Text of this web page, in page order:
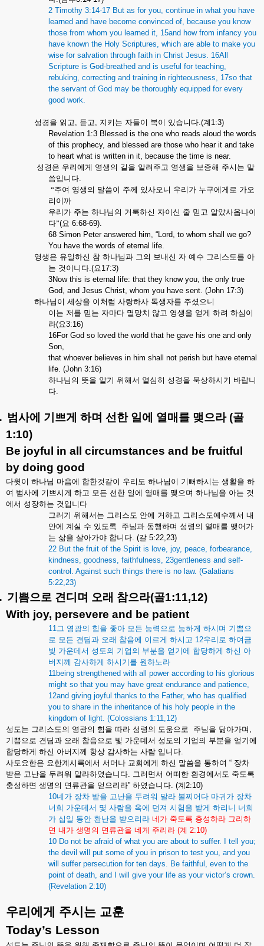
2 Timothy 3:14-17 But as for you, continue in what you have
learned and have become convinced of, because you know
those from whom you learned it, 15and how from infancy you
have known the Holy Scriptures, which are able to make you
wise for salvation through faith in Christ Jesus. 16All
Scripture is God-breathed and is useful for teaching,
rebuking, correcting and training in righteousness, 17so that
the servant of God may be thoroughly equipped for every
good work.
성경을 읽고, 듣고, 지키는 자들이 복이 있습니다.(계 1:3)
Revelation 1:3 Blessed is the one who reads aloud the words
of this prophecy, and blessed are those who hear it and take
to heart what is written in it, because the time is near.
성경은 우리에게 영생의 길을 알려주고 영생을 보증해 주시는 말
씀입니다.
“주여 영생의 말씀이 주께 있사오니 우리가 누구에게로 가오
리이까
우리가 주는 하나님의 거룩하신 자이신 줄 믿고 알았사옵나이
다”(요 6:68-69).
68 Simon Peter answered him, “Lord, to whom shall we go?
You have the words of eternal life.
영생은 유일하신 참 하나님과 그의 보내신 자 예수 그리스도를 아
는 것이니다.(요17:3)
3Now this is eternal life: that they know you, the only true
God, and Jesus Christ, whom you have sent. (John 17:3)
하나님이 세상을 이처럼 사랑하사 독생자를 주셨으니
이는 저를 믿는 자마다 멸망치 않고 영생을 얻게 하려 하심이
라(요3:16)
16For God so loved the world that he gave his one and only
Son,
that whoever believes in him shall not perish but have eternal
life. (John 3:16)
하나님의 뜻을 알기 위해서 열심히 성경을 묵상하시기 바랍니
다.
범사에 기쁘게 하며 선한 일에 열매를 맺으라(골
1:10)
Be joyful in all circumstances and be fruitful
by doing good
다윗이 하나님 마음에 합한것같이 우리도 하나님이 기뻐하시는 생활을 하
여 범사에 기쁘시게 하고 모든 선한 일에 열매를 맺으며 하나님을 아는 것
에서 성장하는 것입니다
그러기 위해서는 그리스도 안에 거하고 그리스도예수께서 내
안에 계실 수 있도록 주님과 동행하며 성령의 열매를 맺어가
는 삶을 살아가야 합니다. (갈 5:22,23)
22 But the fruit of the Spirit is love, joy, peace, forbearance,
kindness, goodness, faithfulness, 23gentleness and self-
control. Against such things there is no law. (Galatians
5:22,23)
기쁨으로 견디며 오래 참으라(골1:11,12)
With joy, persevere and be patient
11그 영광의 힘을 좇아 모든 능력으로 능하게 하시며 기쁨으
로 모든 견딤과 오래 참음에 이르게 하시고 12우리로 하여금
빛 가운데서 성도의 기업의 부분을 얻기에 합당하게 하신 아
버지께 감사하게 하시기를 원하노라
11being strengthened with all power according to his glorious
might so that you may have great endurance and patience,
12and giving joyful thanks to the Father, who has qualified
you to share in the inheritance of his holy people in the
kingdom of light. (Colossians 1:11,12)
성도는 그리스도의 영광의 힘을 따라 성령의 도움으로 주님을 닮아가며 ,
기쁨으로 견딤과 오래 참음으로 빛 가운데서 성도의 기업의 부분을 얻기에
합당하게 하신 아버지께 항상 감사하는 사람 입니다.
사도요한은 요한계시록에서 서머나 교회에게 하신 말씀을 통하여 “ 장차
받은 고난을 두려워 말라하였습니다. 그러면서 어떠한 환경에서도 죽도록
충성하면 생명의 면류관을 얻으리라” 하였습니다. (계2:10)
10네가 장차 받을 고난을 두려워 말라 볼찌어다 마귀가 장차
너희 가운데서 몇 사람을 옥에 던져 시험을 받게 하리니 너희
가 십일 동안 환난을 받으리라 네가 죽도록 충성하라 그리하
면 내가 생명의 면류관을 네게 주리라 (계 2:10)
10 Do not be afraid of what you are about to suffer. I tell you;
the devil will put some of you in prison to test you, and you
will suffer persecution for ten days. Be faithful, even to the
point of death, and I will give your life as your victor’s crown.
(Revelation 2:10)
우리에게 주시는 교훈
Today’s Lesson